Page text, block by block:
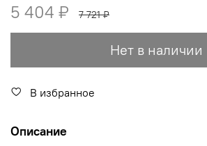
5 404 ₽ 7 721 ₽
Нет в наличии
В избранное
Описание